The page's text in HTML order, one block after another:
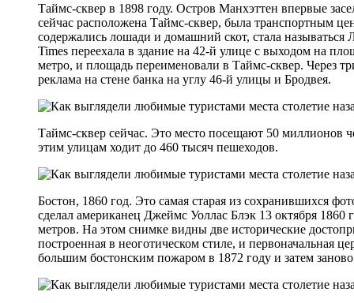
Таймс-сквер в 1898 году. Остров Манхэттен впервые
сейчас расположена Таймс-сквер, была транспортным
содержались лошади и домашний скот, стала называться
Times переехала в здание на 42-й улице с выходом на
метро, и площадь переименовали в Таймс-сквер. Через
реклама на стене банка на углу 46-й улицы и Бродвея.
Таймс-сквер сейчас. Это место посещают 50 миллионов
этим улицам ходит до 460 тысяч пешеходов.
Бостон, 1860 год. Это самая старая из сохранившихся
сделал американец Джеймс Уоллас Блэк 13 октября 1860
метров. На этом снимке видны две исторические
построенная в неоготическом стиле, и первоначальная
большим бостонским пожаром в 1872 году и затем заново